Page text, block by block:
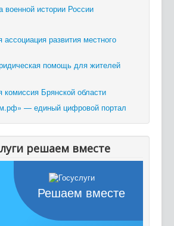
решаем вместе
Решаем вместе